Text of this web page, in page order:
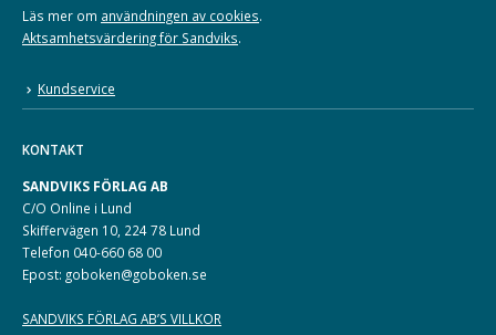
Läs mer om användningen av cookies.
Aktsamhetsvärdering för Sandviks.
Kundservice
KONTAKT
SANDVIKS FÖRLAG AB
C/O Online i Lund
Skiffervägen 10, 224 78 Lund
Telefon 040-660 68 00
Epost: goboken@goboken.se
SANDVIKS FÖRLAG AB’S VILLKOR